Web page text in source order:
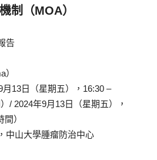
制（MOA）
告
月13日（星期五），16:30 –
/ 2024年9月13日（星期五），
）
中山大學腫瘤防治中心